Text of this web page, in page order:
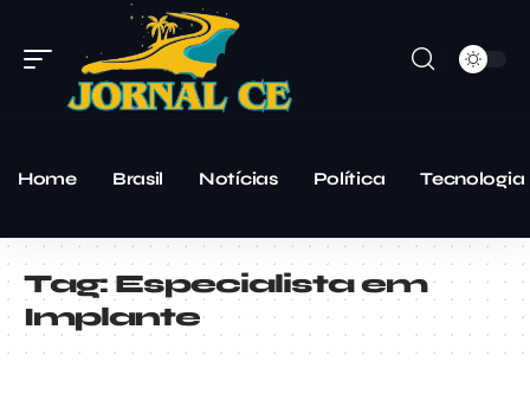
Home Brasil Notícias Política Tecnologia
Tag:Especialista em
Implante